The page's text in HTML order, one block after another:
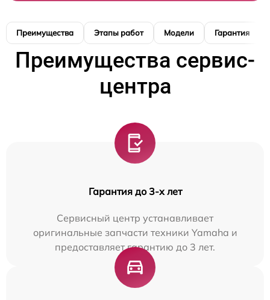
Преимущества Этапы работ Модели Гарантия
Преимущества сервис-
центра
Гарантия до 3-х лет
Сервисный центр устанавливает
оригинальные запчасти техники Yamaha и
предоставляет гарантию до 3 лет.